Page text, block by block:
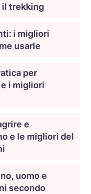
il trekking
i migliori
usarle
per
i migliori
e
e le migliori del
uomo e
secondo